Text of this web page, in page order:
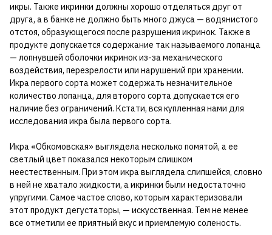
икры. Также икринки должны хорошо отделяться друг от
друга, а в банке не должно быть много джуса — водянистого
отстоя, образующегося после разрушения икринок. Также в
продукте допускается содержание так называемого лопанца
— лопнувшей оболочки икринок из-за механического
воздействия, перезрелости или нарушений при хранении.
Икра первого сорта может содержать незначительное
количество лопанца, для второго сорта допускается его
наличие без ограничений. Кстати, вся купленная нами для
исследования икра была первого сорта.
Икра «Обкомовская» выглядела несколько помятой, а ее
светлый цвет показался некоторым слишком
неестественным. При этом икра выглядела слипшейся, словно
в ней не хватало жидкости, а икринки были недостаточно
упругими. Самое частое слово, которым характеризовали
этот продукт дегустаторы, — искусственная. Тем не менее
все отметили ее приятный вкус и приемлемую соленость.